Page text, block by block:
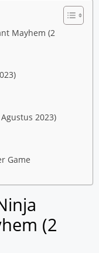
Mayhem (2
2023)
Game
(2